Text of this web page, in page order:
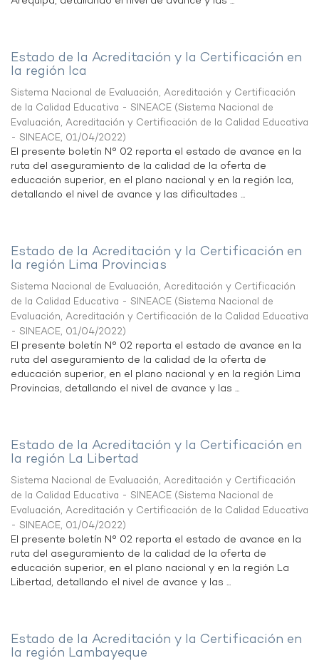
Estado de la Acreditación y la Certificación en
la región Ica
Sistema Nacional de Evaluación, Acreditación y Certificación
de la Calidad Educativa - SINEACE (Sistema Nacional de
Evaluación, Acreditación y Certificación de la Calidad Educativa
- SINEACE, 01/04/2022)
El presente boletín N° 02 reporta el estado de avance en la
ruta del aseguramiento de la calidad de la oferta de
educación superior, en el plano nacional y en la región Ica,
detallando el nivel de avance y las dificultades ...
Estado de la Acreditación y la Certificación en
la región Lima Provincias
Sistema Nacional de Evaluación, Acreditación y Certificación
de la Calidad Educativa - SINEACE (Sistema Nacional de
Evaluación, Acreditación y Certificación de la Calidad Educativa
- SINEACE, 01/04/2022)
El presente boletín N° 02 reporta el estado de avance en la
ruta del aseguramiento de la calidad de la oferta de
educación superior, en el plano nacional y en la región Lima
Provincias, detallando el nivel de avance y las ...
Estado de la Acreditación y la Certificación en
la región La Libertad
Sistema Nacional de Evaluación, Acreditación y Certificación
de la Calidad Educativa - SINEACE (Sistema Nacional de
Evaluación, Acreditación y Certificación de la Calidad Educativa
- SINEACE, 01/04/2022)
El presente boletín N° 02 reporta el estado de avance en la
ruta del aseguramiento de la calidad de la oferta de
educación superior, en el plano nacional y en la región La
Libertad, detallando el nivel de avance y las ...
Estado de la Acreditación y la Certificación en
la región Lambayeque